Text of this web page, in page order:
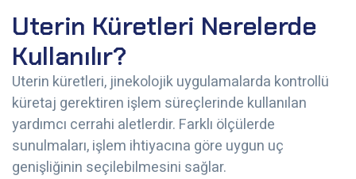
Uterin Küretleri Nerelerde
Kullanılır?
Uterin küretleri, jinekolojik uygulamalarda kontrollü
küretaj gerektiren işlem süreçlerinde kullanılan
yardımcı cerrahi aletlerdir. Farklı ölçülerde
sunulmaları, işlem ihtiyacına göre uygun uç
genişliğinin seçilebilmesini sağlar.